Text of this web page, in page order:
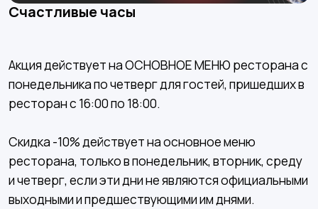
Счастливые часы
Акция действует на ОСНОВНОЕ МЕНЮ ресторана с
понедельника по четверг для гостей, пришедших в
ресторан с 16:00 по 18:00.
Скидка -10% действует на основное меню
ресторана, только в понедельник, вторник, среду
и четверг, если эти дни не являются официальными
выходными и предшествующими им днями.